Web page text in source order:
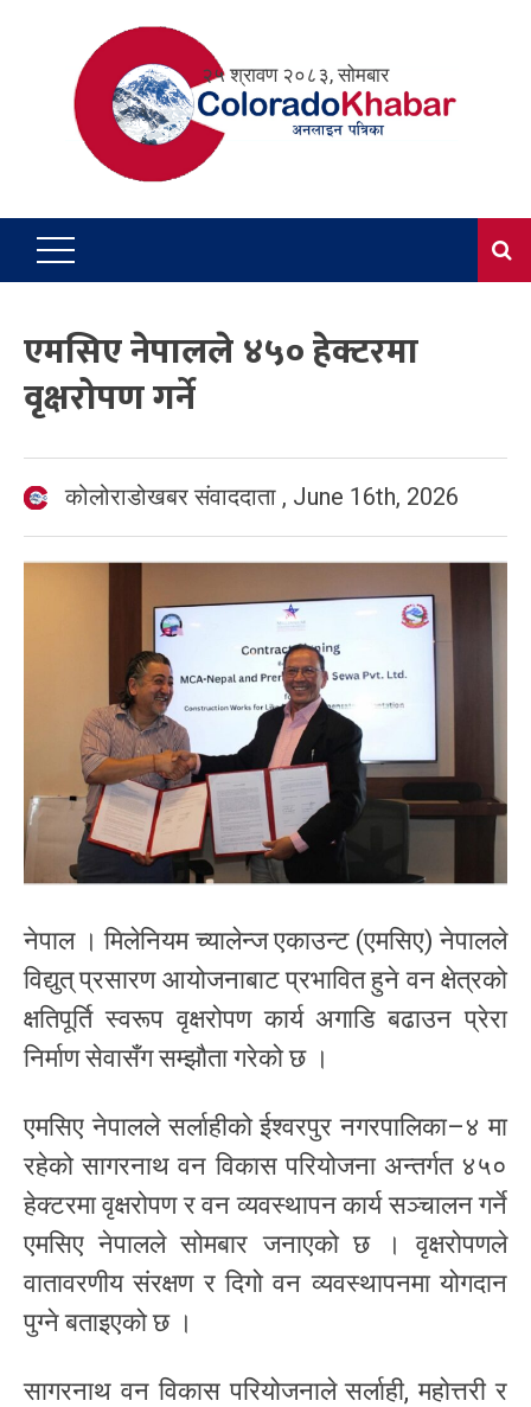
२५ श्रावण २०८३, सोमबार
एमसिए नेपालले ४५० हेक्टरमा
वृक्षरोपण गर्ने
कोलोराडोखबर संवाददाता , June 16th, 2026
नेपाल । मिलेनियम च्यालेन्ज एकाउन्ट (एमसिए) नेपालले
विद्युत् प्रसारण आयोजनाबाट प्रभावित हुने वन क्षेत्रको
क्षतिपूर्ति स्वरूप वृक्षरोपण कार्य अगाडि बढाउन प्रेरा
निर्माण सेवासँग सम्झौता गरेको छ ।
एमसिए नेपालले सर्लाहीको ईश्वरपुर नगरपालिका–४ मा
रहेको सागरनाथ वन विकास परियोजना अन्तर्गत ४५०
हेक्टरमा वृक्षरोपण र वन व्यवस्थापन कार्य सञ्चालन गर्ने
एमसिए नेपालले सोमबार जनाएको छ । वृक्षरोपणले
वातावरणीय संरक्षण र दिगो वन व्यवस्थापनमा योगदान
पुग्ने बताइएको छ ।
सागरनाथ वन विकास परियोजनाले सर्लाही, महोत्तरी र